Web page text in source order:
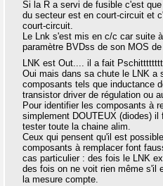
Si la R a servi de fusible c'est
du secteur est en court-circuit et
court-circuit.
Le Lnk s'est mis en c/c car suite
paramètre BVDss de son MOS
LNK est Out.... il a fait
Oui mais dans sa chute le LNK a
composants tels que inductance
transistor driver de régulation ou
Pour identifier les composants à
simplement DOUTEUX (diodes)
tester toute la chaine alim.
Ceux qui pensent qu'il est
composants à remplacer font
cas particulier : des fois le LNK
des fois on ne voit rien même s'il
la mesure compte.